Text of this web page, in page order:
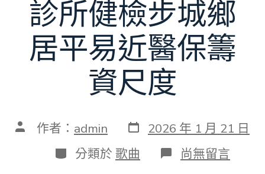
診所健檢步城鄉
居平易近醫保籌
資尺度
文 作者： admin 發
表
日
期
2026 年 1 月 21 日
分
類
分類於 歌曲 在
〈本
尚無留言